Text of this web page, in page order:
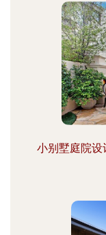
小别墅庭院设